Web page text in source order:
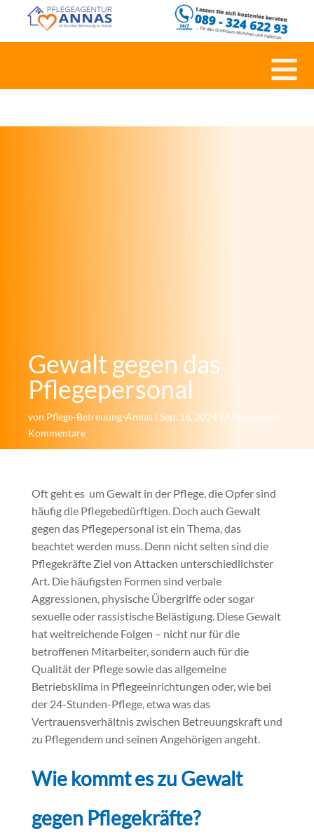
Gewalt gegen das
Pflegepersonal
von Pflege-Betreuung-Annas | Sep. 16, 2024 | Allgemein
0
Kommentare
Oft geht es um Gewalt in der Pflege, die Opfer sind
häufig die Pflegebedürftigen. Doch auch Gewalt
gegen das Pflegepersonal ist ein Thema, das
beachtet werden muss. Denn nicht selten sind die
Pflegekräfte Ziel von Attacken unterschiedlichster
Art. Die häufigsten Formen sind verbale
Aggressionen, physische Übergriffe oder sogar
sexuelle oder rassistische Belästigung. Diese Gewalt
hat weitreichende Folgen – nicht nur für die
betroffenen Mitarbeiter, sondern auch für die
Qualität der Pflege sowie das allgemeine
Betriebsklima in Pflegeeinrichtungen oder, wie bei
der 24-Stunden-Pflege, etwa was das
Vertrauensverhältnis zwischen Betreuungskraft und
zu Pflegendem und seinen Angehörigen angeht.
Wie kommt es zu Gewalt
gegen Pflegekräfte?